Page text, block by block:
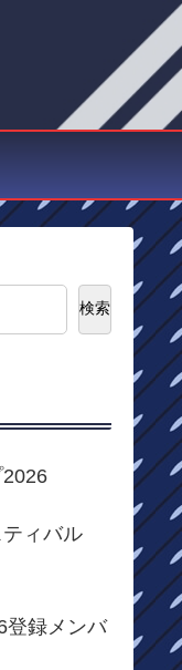
検索
ィバル
録メンバ